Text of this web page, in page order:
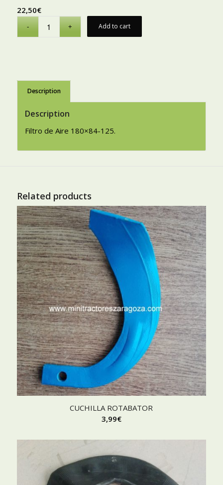
22,50€
Add to cart
Description
Description
Filtro de Aire 180×84-125.
Related products
CUCHILLA ROTABATOR
3,99€